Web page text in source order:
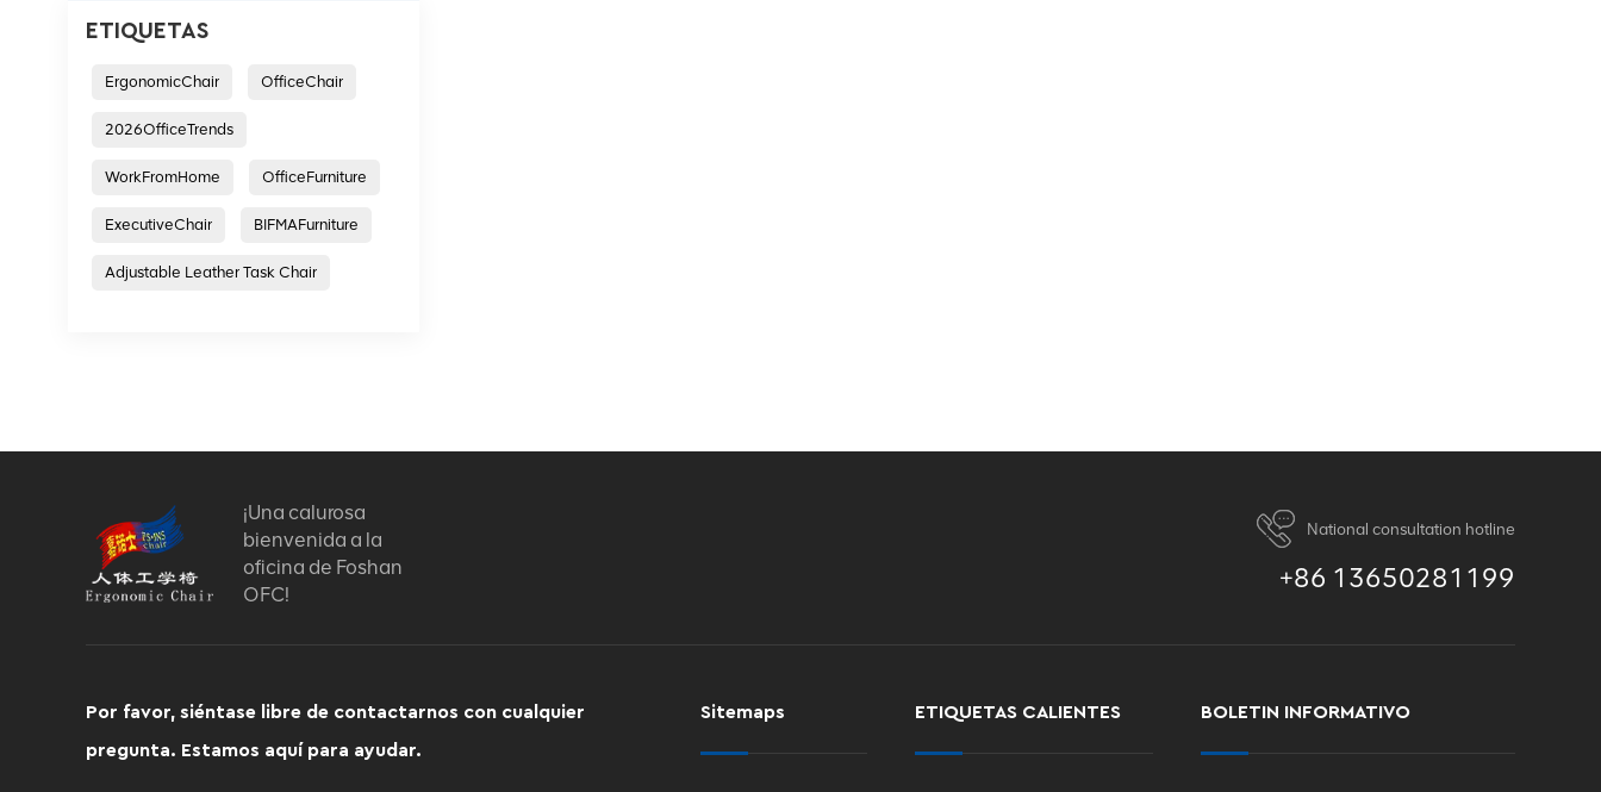
ETIQUETAS
ErgonomicChair OfficeChair
2026OfficeTrends
WorkFromHome OfficeFurniture
ExecutiveChair BIFMAFurniture
Adjustable Leather Task Chair
¡Una calurosa
bienvenida a la
oficina de Foshan
OFC!
National consultation hotline
+86 13650281199
Por favor, siéntase libre de contactarnos con cualquier
pregunta. Estamos aquí para ayudar.
Sitemaps ETIQUETAS CALIENTES BOLETIN INFORMATIVO